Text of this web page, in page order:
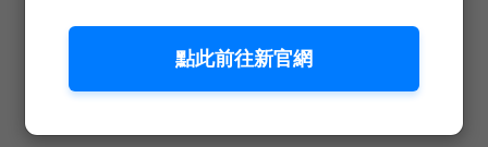
點此前往新官網